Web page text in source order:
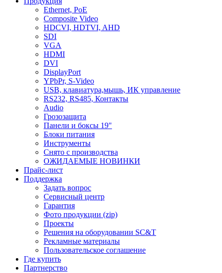
Ethernet, PoE
Composite Video
HDCVI, HDTVI, AHD
SDI
VGA
HDMI
DVI
DisplayPort
YPbPr, S-Video
USB, клавиатура,мышь, ИК управление
RS232, RS485, Контакты
Audio
Грозозащита
Панели и боксы 19"
Блоки питания
Инструменты
Снято с производства
ОЖИДАЕМЫЕ НОВИНКИ
Прайс-лист
Поддержка
Задать вопрос
Сервисный центр
Гарантия
Фото продукции (zip)
Проекты
Решения на оборудовании SC&T
Рекламные материалы
Пользовательское соглашение
Где купить
Партнерство